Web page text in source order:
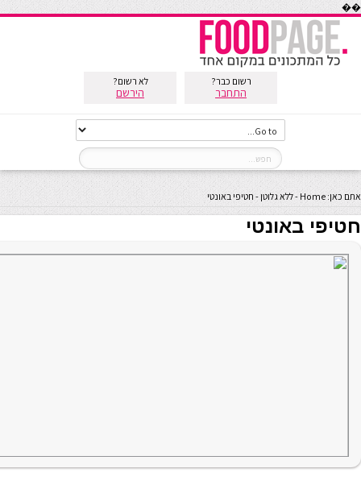
��
רשום כבר?
התחבר
לא רשום?
הירשם
אתם כאן: Home
-ללא גלוטן- חטיפי באונטי
חטיפי באונטי